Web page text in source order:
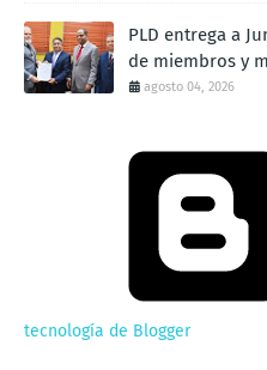
PLD entrega a
de miembros y
agosto 04, 2026
tecnología de Blogger